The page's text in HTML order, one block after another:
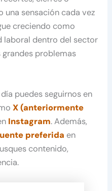
una sensación cada vez
creciendo como
laboral dentro del sector
grandes problemas
puedes seguirnos en
X (anteriormente
Instagram. Además,
preferida en
contenido,